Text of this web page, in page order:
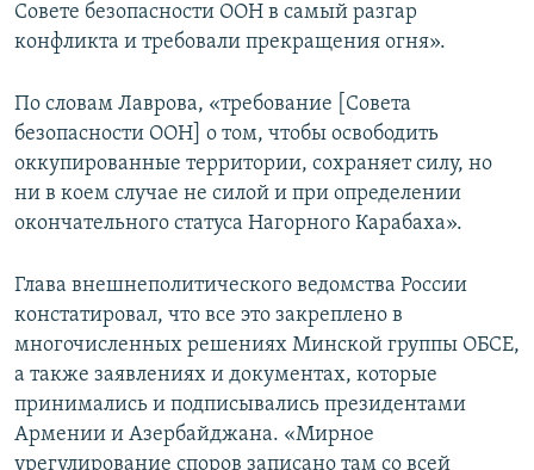
Совете безопасности ООН в самый разгар
конфликта и требовали прекращения огня».
По словам Лаврова, «требование [Совета
безопасности ООН] о том, чтобы освободить
оккупированные территории, сохраняет силу, но
ни в коем случае не силой и при определении
окончательного статуса Нагорного Карабаха».
Глава внешнеполитического ведомства России
констатировал, что все это закреплено в
многочисленных решениях Минской группы ОБСЕ,
а также заявлениях и документах, которые
принимались и подписывались президентами
Армении и Азербайджана. «Мирное
урегулирование споров записано там со всей